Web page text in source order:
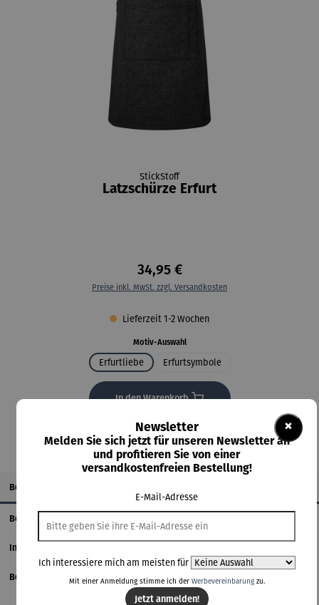
StickStoff
Latzschürze Erfurt
34,95 €
Preise inkl. MwSt. zzgl. Versandkosten
Lieferzeit 1-2 Wochen
Motiv-Auswahlauswählen
Erfurtliebe Erfurtsymbole
In den Warenkorb
Beschreibung
Benutzerdefinierter-Tab
Informationen zum Hersteller
Bewertungen
×
Newsletter
Melden Sie sich jetzt für unseren Newsletter an
und profitieren Sie von einer
versandkostenfreien Bestellung!
E-Mail-Adresse
Ich interessiere mich am meisten für
Mit einer Anmeldung stimme ich der Werbevereinbarungzu.
Jetzt anmelden!